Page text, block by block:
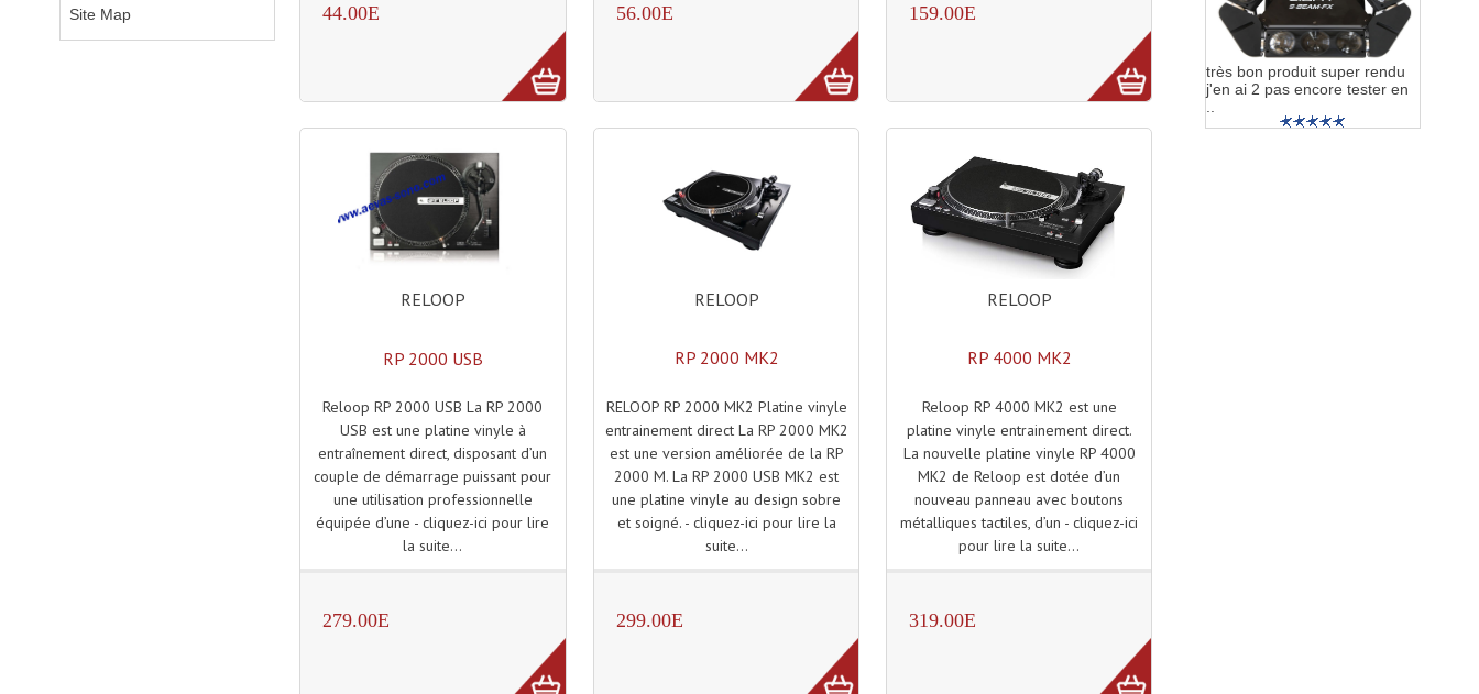
44.00E 56.00E 159.00E
RELOOP
RP 2000 USB
Reloop RP 2000 USB La RP 2000
USB est une platine vinyle à
entraînement direct, disposant d’un
couple de démarrage puissant pour
une utilisation professionnelle
équipée d’une - cliquez-ici pour lire
la suite...
279.00E
RELOOP
RP 2000 MK2
RELOOP RP 2000 MK2 Platine vinyle
entrainement direct La RP 2000 MK2
est une version améliorée de la RP
2000 M. La RP 2000 USB MK2 est
une platine vinyle au design sobre
et soigné. - cliquez-ici pour lire la
suite...
299.00E
RELOOP
RP 4000 MK2
Reloop RP 4000 MK2 est une
platine vinyle entrainement direct.
La nouvelle platine vinyle RP 4000
MK2 de Reloop est dotée d’un
nouveau panneau avec boutons
métalliques tactiles, d’un - cliquez-ici
pour lire la suite...
319.00E
Site Map
très bon produit super rendu
j'en ai 2 pas encore tester en